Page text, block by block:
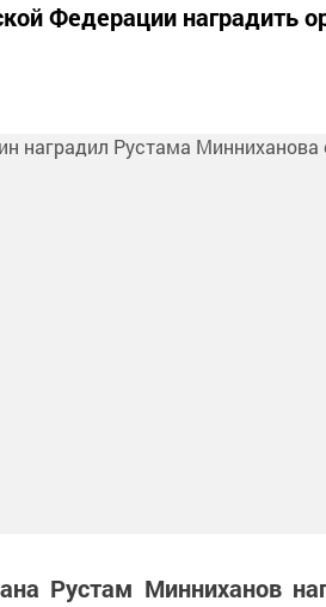
Федерации наградить
Рустам Минниханов